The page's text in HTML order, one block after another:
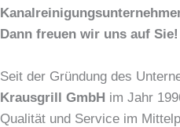
Dann freuen wir uns auf Sie!
Seit der Gründung des
Krausgrill GmbH im Jahr
Qualität und Service im